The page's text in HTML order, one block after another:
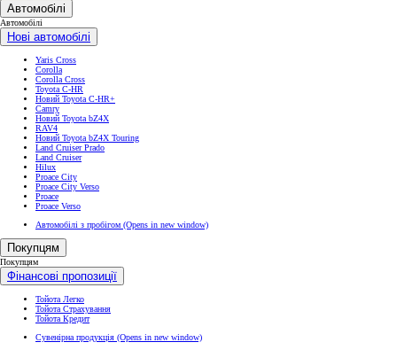
Автомобілі
Автомобілі
Нові автомобілі
Yaris Cross
Corolla
Corolla Cross
Toyota C-HR
Новий Toyota C-HR+
Camry
Новий Toyota bZ4X
RAV4
Новий Toyota bZ4X Touring
Land Cruiser Prado
Land Cruiser
Hilux
Proace City
Proace City Verso
Proace
Proace Verso
Автомобілі з пробігом (Opens in new window)
Покупцям
Покупцям
Фінансові пропозиції
Тойота Легко
Тойота Страхування
Тойота Кредит
Сувенірна продукція (Opens in new window)